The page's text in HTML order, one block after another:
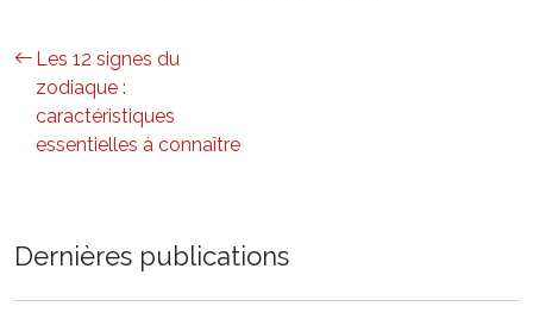
Les 12 signes du
zodiaque :
caractéristiques
essentielles à connaître
Dernières publications